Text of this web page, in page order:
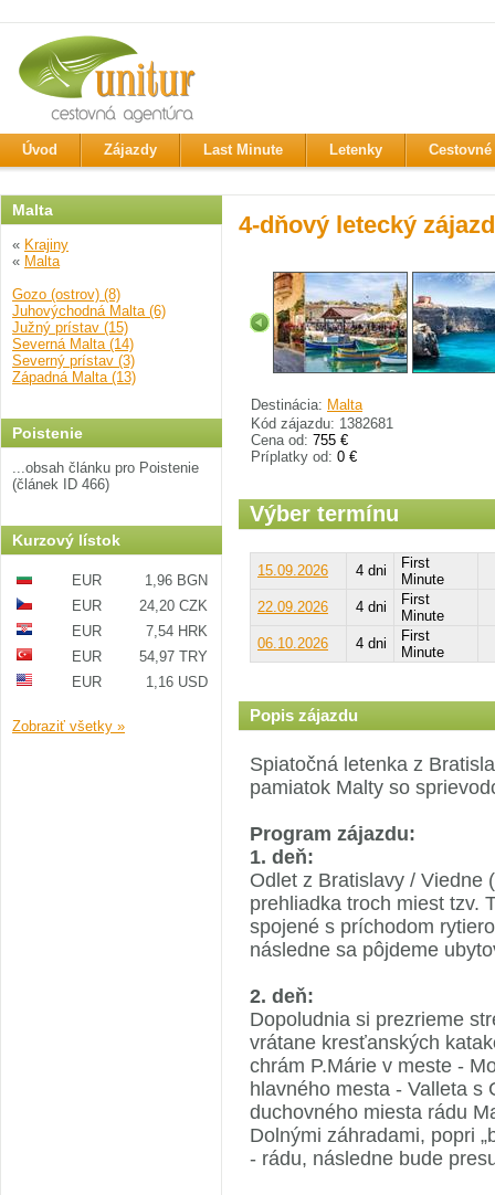
Úvod Zájazdy Last Minute Letenky
Malta
« Krajiny
« Malta
Gozo (ostrov) (8)
Juhovýchodná Malta (6)
Južný prístav (15)
Severná Malta (14)
Severný prístav (3)
Západná Malta (13)
Poistenie
...obsah článku pro Poistenie
(článek ID 466)
Kurzový lístok
EUR
1,96 BGN
EUR
24,20 CZK
EUR
7,54 HRK
EUR
54,97 TRY
EUR
1,16 USD
Zobraziť všetky »
4-dňový letecký
Destinácia: Malta
Kód zájazdu: 1382681
Cena od: 755 €
Príplatky od: 0 €
Výber termínu
15.09.2026 4 dni
First
Minute
22.09.2026
4 dni
First
Minute
06.10.2026
4 dni
First
Minute
Popis zájazdu
Spiatočná letenka z
pamiatok Malty so
Program zájazdu:
1. deň:
Odlet z Bratislavy / Viedne
prehliadka troch miest tzv.
spojené s príchodom
následne sa pôjdeme
2. deň:
Dopoludnia si prezrieme
vrátane kresťanských
chrám P.Márie v meste -
hlavného mesta - Valleta s
duchovného miesta rádu
Dolnými záhradami, popri
- rádu, následne bude